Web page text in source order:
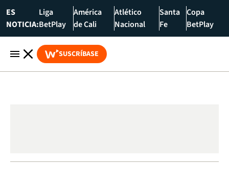
ES
NOTICIA:
Liga
BetPlay
América
de Cali
Atlético
Nacional
Santa
Fe
Copa
BetPlay
SUSCRÍBASE